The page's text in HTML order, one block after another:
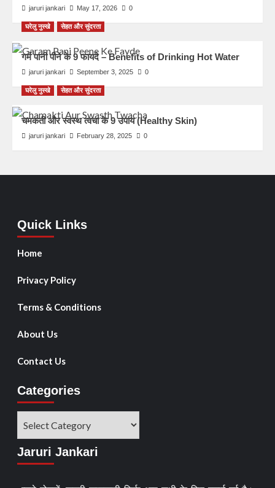
jaruri jankari May 17, 2026 0
घरेलु नुस्खे सेहत और सुंदरता
गर्म पानी पीने के 9 फायदे – Benefits of Drinking Hot Water
jaruri jankari September 3, 2025 0
घरेलु नुस्खे सेहत और सुंदरता
चमकती और स्वस्थ त्वचा के 9 उपाय (Healthy Skin)
jaruri jankari February 28, 2025 0
Quick Links
Home
Privacy Policy
Terms & Conditions
About Us
Contact Us
Categories
Jaruri Jankari